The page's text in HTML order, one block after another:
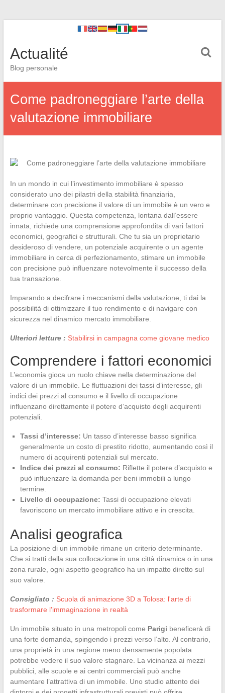
Actualité
Blog personale
Come padroneggiare l’arte della
valutazione immobiliare
In un mondo in cui l’investimento immobiliare è spesso
considerato uno dei pilastri della stabilità finanziaria,
determinare con precisione il valore di un immobile è un vero e
proprio vantaggio. Questa competenza, lontana dall’essere
innata, richiede una comprensione approfondita di vari fattori
economici, geografici e strutturali. Che tu sia un proprietario
desideroso di vendere, un potenziale acquirente o un agente
immobiliare in cerca di perfezionamento, stimare un immobile
con precisione può influenzare notevolmente il successo della
tua transazione.
Imparando a decifrare i meccanismi della valutazione, ti dai la
possibilità di ottimizzare il tuo rendimento e di navigare con
sicurezza nel dinamico mercato immobiliare.
Ulteriori letture : Stabilirsi in campagna come giovane medico
Comprendere i fattori economici
L’economia gioca un ruolo chiave nella determinazione del
valore di un immobile. Le fluttuazioni dei tassi d’interesse, gli
indici dei prezzi al consumo e il livello di occupazione
influenzano direttamente il potere d’acquisto degli acquirenti
potenziali.
Tassi d’interesse: Un tasso d’interesse basso significa
generalmente un costo di prestito ridotto, aumentando così il
numero di acquirenti potenziali sul mercato.
Indice dei prezzi al consumo: Riflette il potere d’acquisto e
può influenzare la domanda per beni immobili a lungo
termine.
Livello di occupazione: Tassi di occupazione elevati
favoriscono un mercato immobiliare attivo e in crescita.
Analisi geografica
La posizione di un immobile rimane un criterio determinante.
Che si tratti della sua collocazione in una città dinamica o in una
zona rurale, ogni aspetto geografico ha un impatto diretto sul
suo valore.
Consigliato : Scuola di animazione 3D a Tolosa: l'arte di
trasformare l'immaginazione in realtà
Un immobile situato in una metropoli come Parigi beneficerà di
una forte domanda, spingendo i prezzi verso l’alto. Al contrario,
una proprietà in una regione meno densamente popolata
potrebbe vedere il suo valore stagnare. La vicinanza ai mezzi
pubblici, alle scuole e ai centri commerciali può anche
aumentare l’attrattiva di un immobile. Uno studio attento dei